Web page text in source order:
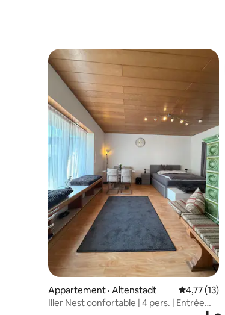
Appartement · Altenstadt Note
4,77 (13)
Iller Nest confortable | 4 pers. | Entrée